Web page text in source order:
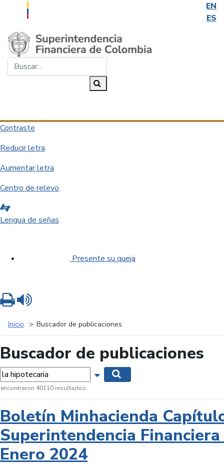
EN
ES
Saltar al contenido principal
Contraste
Reducir letra
Aumentar letra
Centro de relevo
Lengua de señas
Presente su queja
Inicio Buscador de publicaciones
Buscador de publicaciones
Mostrar opciones de búsqueda
encontraron 40110 resultados.
Boletín Minhacienda
Superintendencia
Enero 2024
Imprimir